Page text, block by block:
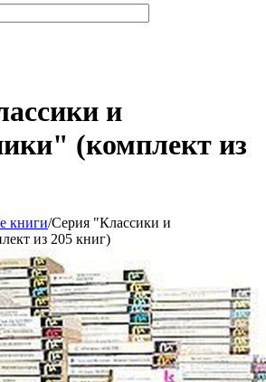
и
(комплект из
книги/Серия "Классики и
из 205 книг)